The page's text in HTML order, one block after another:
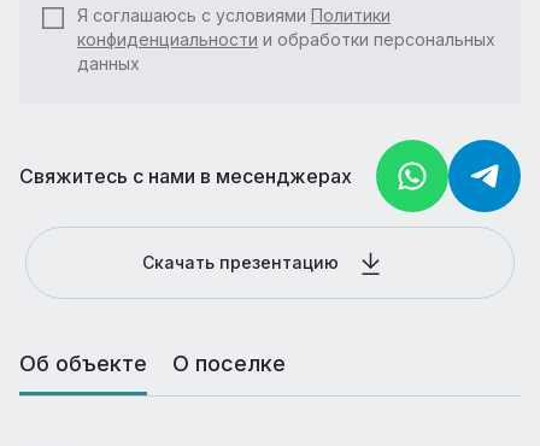
Я соглашаюсь с условиями Политики
конфиденциальности и обработки персональных
данных
Свяжитесь с нами в месенджерах
Скачать презентацию
Об объекте О поселке